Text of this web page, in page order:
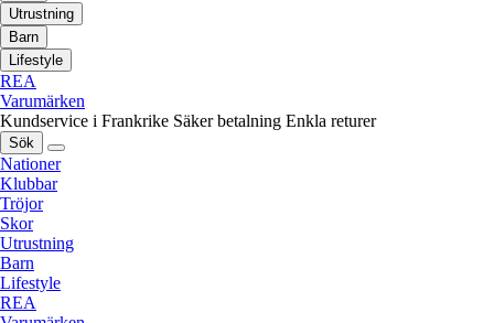
Utrustning
Barn
Lifestyle
REA
Varumärken
Kundservice i Frankrike Säker betalning Enkla returer
Sök
Nationer
Klubbar
Tröjor
Skor
Utrustning
Barn
Lifestyle
REA